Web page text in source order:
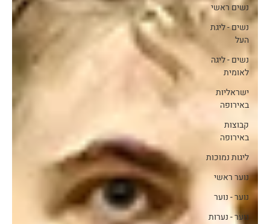
נשים ראשי
נשים - ליגת
העל
נשים - ליגה
לאומית
ישראליות
באירופה
קבוצות
באירופה
ליגות נמוכות
נוער ראשי
נוער - נוער
נוער - נערות